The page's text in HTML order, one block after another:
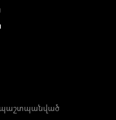
պաշտպանված